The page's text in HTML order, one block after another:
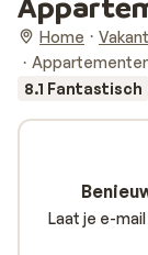
Home
8.1 Fantastisch
Laat je e-